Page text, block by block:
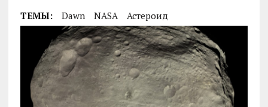
ТЕМЫ: Dawn NASA Астероид